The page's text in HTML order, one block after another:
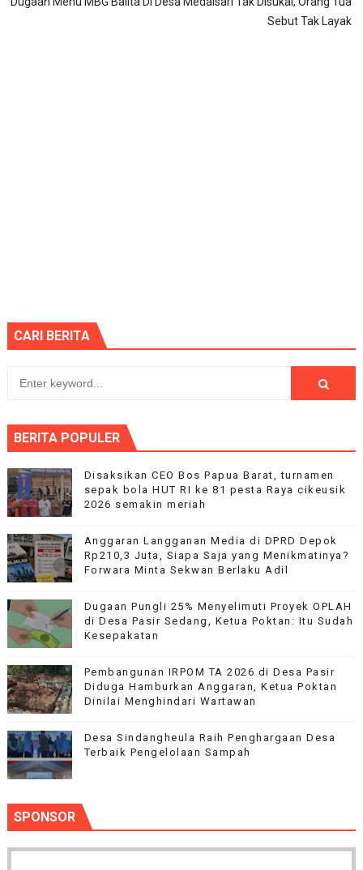
Sebut Tak Layak
CARI BERITA
BERITA POPULER
Disaksikan CEO Bos Papua Barat, turnamen
sepak bola HUT RI ke 81 pesta Raya cikeusik
2026 semakin meriah
Anggaran Langganan Media di DPRD Depok
Rp210,3 Juta, Siapa Saja yang Menikmatinya?
Forwara Minta Sekwan Berlaku Adil
Dugaan Pungli 25% Menyelimuti Proyek OPLAH
di Desa Pasir Sedang, Ketua Poktan: Itu Sudah
Kesepakatan
Pembangunan IRPOM TA 2026 di Desa Pasir
Diduga Hamburkan Anggaran, Ketua Poktan
Dinilai Menghindari Wartawan
‎Desa Sindangheula Raih Penghargaan Desa
Terbaik Pengelolaan Sampah
SPONSOR